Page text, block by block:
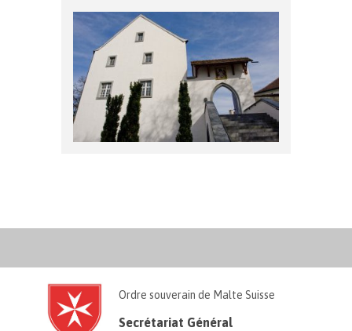
Ordre souverain de Malte Suisse
Secrétariat Général